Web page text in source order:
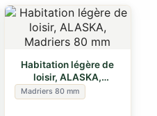
Habitation légère de
loisir, ALASKA,
Madriers 80 mm
Madriers 80 mm